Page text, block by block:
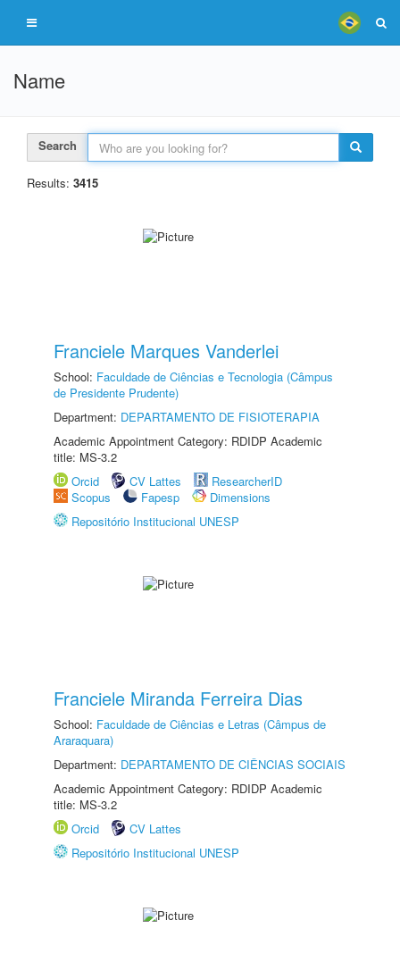
Name
Search
Results: 3415
Franciele Marques Vanderlei
School: Faculdade de Ciências e Tecnologia (Câmpus
de Presidente Prudente)
Department: DEPARTAMENTO DE FISIOTERAPIA
Academic Appointment Category: RDIDP Academic
title: MS-3.2
Orcid
CV Lattes
ResearcherID
Scopus
Fapesp
Dimensions
Repositório Institucional UNESP
Franciele Miranda Ferreira Dias
School: Faculdade de Ciências e Letras (Câmpus de
Araraquara)
Department: DEPARTAMENTO DE CIÊNCIAS SOCIAIS
Academic Appointment Category: RDIDP Academic
title: MS-3.2
Orcid
CV Lattes
Repositório Institucional UNESP